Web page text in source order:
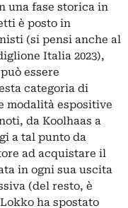
una fase storica in
è posto in
(si pensi anche al
Italia 2023),
essere
categoria di
modalità espositive
da Koolhaas a
a tal punto da
ad acquistare il
in ogni sua uscita
(del resto, è
ha spostato